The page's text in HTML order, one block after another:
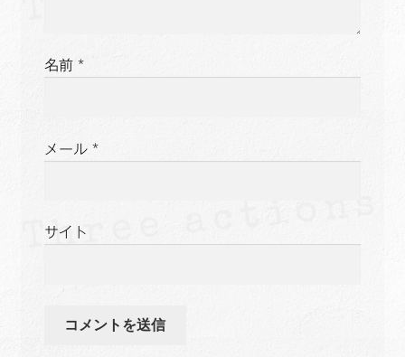
名前 *
メール *
サイト